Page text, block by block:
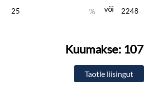
%
või
Kuumakse: